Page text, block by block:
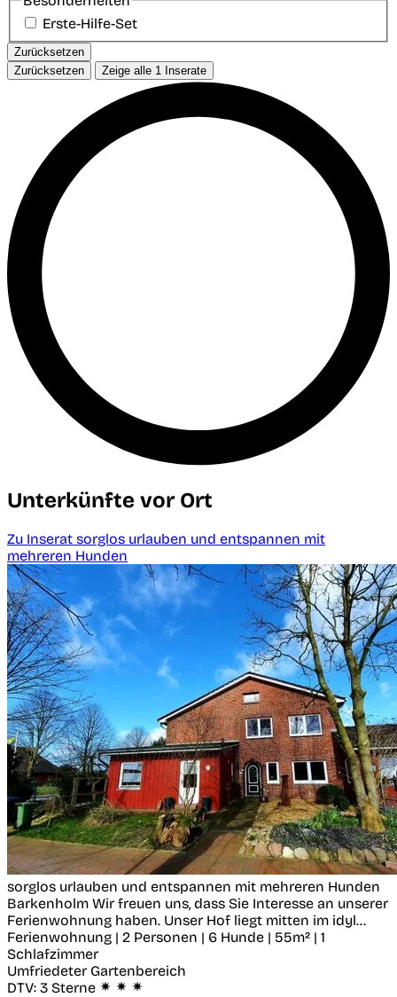
Erste-Hilfe-Set
Zurücksetzen
Zurücksetzen
Zeige alle 1 Inserate
Unterkünfte vor Ort
Zu Inserat sorglos urlauben und entspannen mit
mehreren Hunden
sorglos urlauben und entspannen mit mehreren Hunden
Barkenholm Wir freuen uns, dass Sie Interesse an unserer
Ferienwohnung haben. Unser Hof liegt mitten im idyl...
Ferienwohnung | 2 Personen | 6 Hunde | 55m² | 1
Schlafzimmer
Umfriedeter Gartenbereich
DTV: 3 Sterne